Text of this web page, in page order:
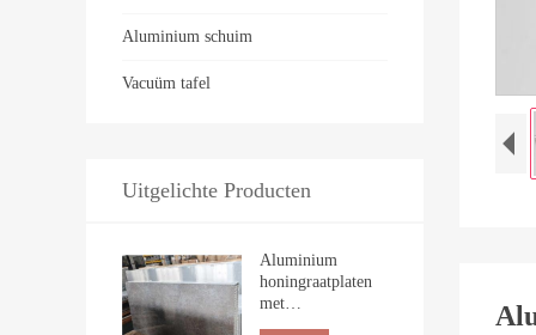
Aluminium schuim
Vacuüm tafel
Uitgelichte Producten
Aluminium
honingraatplaten
met
steennerfstructuur